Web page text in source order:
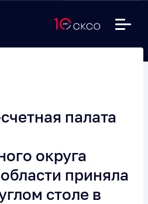
палата
округа
приняла
столе в